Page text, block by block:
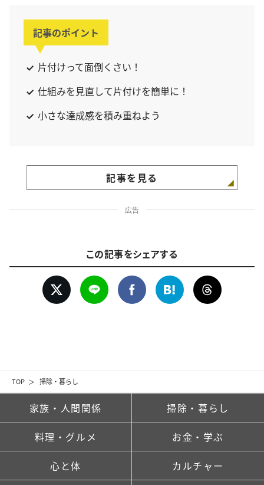
TOP 掃除・暮らし
記事のポイント
片付けって面倒くさい！
仕組みを見直して片付けを簡単に！
小さな達成感を積み重ねよう
記事を見る
広告
この記事をシェアする
家族・人間関係 掃除・暮らし
料理・グルメ お金・学ぶ
心と体 カルチャー